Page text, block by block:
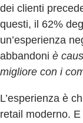
dei clienti
questi, il 62%
un’esperienza
abbandoni è
migliore con i
L’esperienza è
retail moderno.